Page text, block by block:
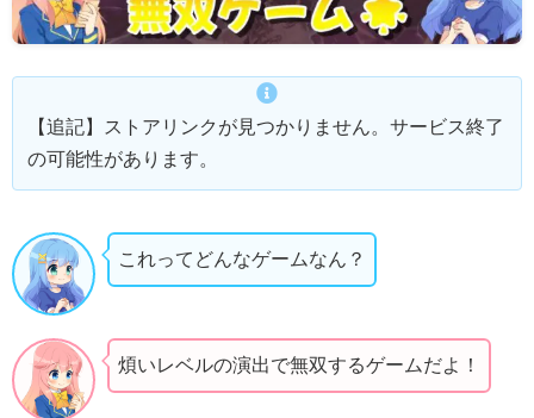
【追記】ストアリンクが見つかりません。サービス終了
の可能性があります。
これってどんなゲームなん？
煩いレベルの演出で無双するゲームだよ！